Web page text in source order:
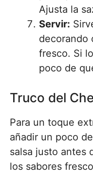
Ajusta la
Servir:
decorando
fresco. Si
poco de
Truco del
Para un toque
añadir un poco
salsa justo antes
los sabores